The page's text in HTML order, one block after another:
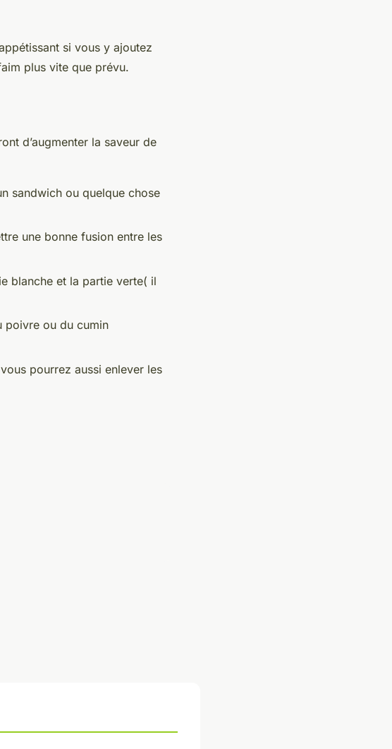
si vous y ajoutez
plus vite que prévu.
d’augmenter la saveur de
sandwich ou quelque chose
une bonne fusion entre les
blanche et la partie verte( il
poivre ou du cumin
pourrez aussi enlever les